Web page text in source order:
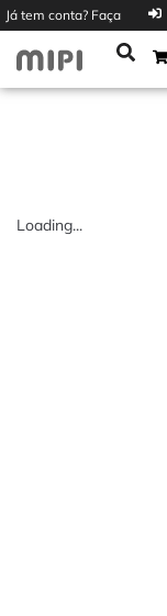
Já tem conta? Faça
Loading...